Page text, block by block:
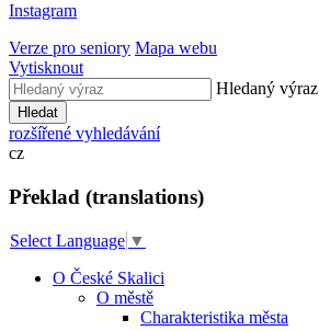
Instagram
Verze pro seniory Mapa webu
Vytisknout
Hledaný výraz
Hledat
rozšířené vyhledávání
cz
Překlad (translations)
Select Language ▼
O České Skalici
O městě
Charakteristika města